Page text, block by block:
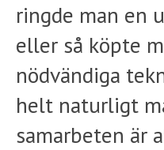
ringde man en
eller så köpte
nödvändiga
helt naturligt
samarbeten är